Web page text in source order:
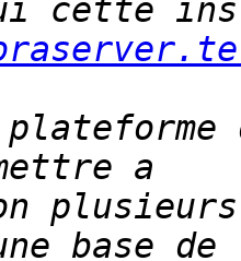
plusieurs